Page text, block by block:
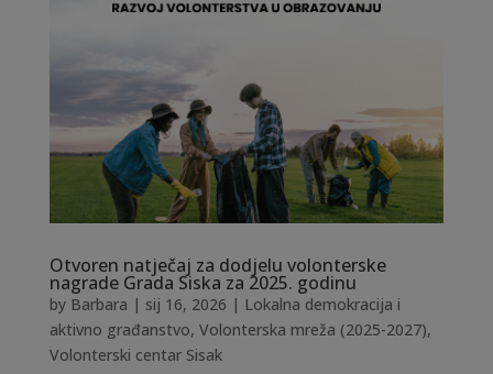
Otvoren natječaj za dodjelu volonterske
nagrade Grada Siska za 2025. godinu
by Barbara | sij 16, 2026 | Lokalna demokracija i
aktivno građanstvo, Volonterska mreža (2025-2027),
Volonterski centar Sisak